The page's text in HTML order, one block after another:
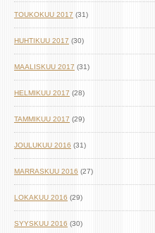
TOUKOKUU 2017 (31)
HUHTIKUU 2017 (30)
MAALISKUU 2017 (31)
HELMIKUU 2017 (28)
TAMMIKUU 2017 (29)
JOULUKUU 2016 (31)
MARRASKUU 2016 (27)
LOKAKUU 2016 (29)
SYYSKUU 2016 (30)